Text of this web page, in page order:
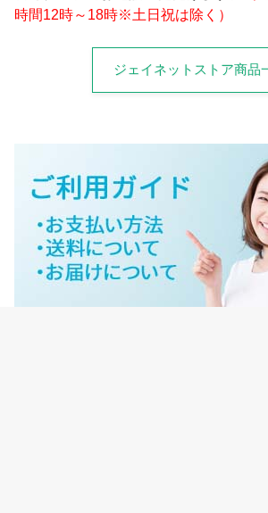
時間12時～18時※土日祝は除く）
ジェイネットストア商品